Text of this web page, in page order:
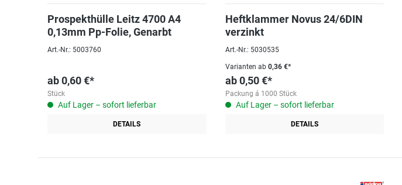
Prospekthülle Leitz 4700 A4
0,13mm Pp-Folie, Genarbt
Art.-Nr.: 5003760
ab0,60 €*
Stück
Auf Lager – sofort lieferbar
DETAILS
Heftklammer Novus 24/6DIN
verzinkt
Art.-Nr.: 5030535
Varianten ab0,36 €*
ab 0,50 €*
Packung á 1000 Stück
Auf Lager – sofort lieferbar
DETAILS